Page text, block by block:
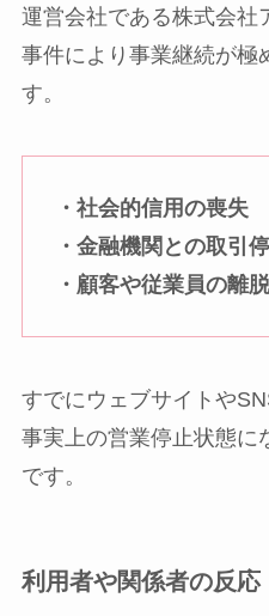
運営会社である株式会社
事件により事業継続が極
す。
・社会的信用の喪失
・金融機関との取引
・顧客や従業員の離脱
すでにウェブサイトや
事実上の営業停止状態に
です。
利用者や関係者の反応